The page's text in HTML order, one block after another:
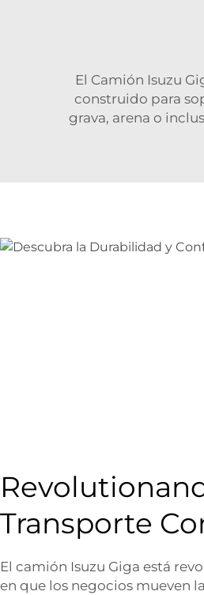
El Camión Isuzu
construido para
grava, arena o
Transporte
El camión Isuzu Giga está
en que los negocios mueven